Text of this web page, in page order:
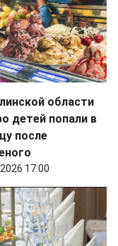
области
детей попали в
после
17:00